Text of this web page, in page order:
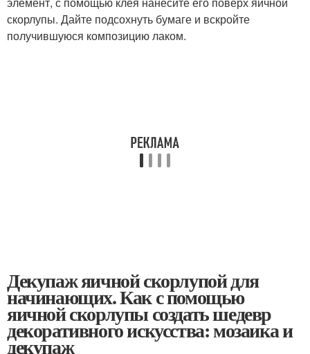
скорлупы. Дайте подсохнуть бумаге и вскройте
получившуюся композицию лаком.
Декупаж яичной скорлупой для
начинающих. Как с помощью
яичной скорлупы создать шедевр
декоративного искусства: мозаика и
декупаж